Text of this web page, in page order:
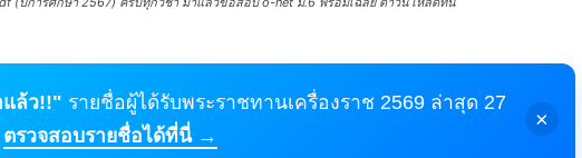
ล้ว!!" รายชื่อผู้ได้รับพระราชทานเครื่องราช 2569 ล่าสุด 27
ตรวจสอบรายชื่อได้ที่นี่ →
×